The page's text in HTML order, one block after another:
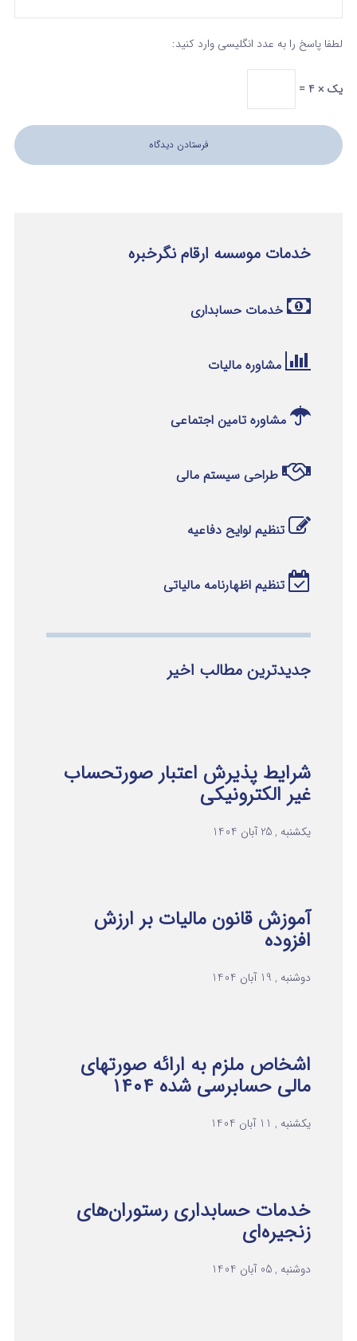
لطفا پاسخ را به عدد انگلیسی وارد کنید:
یک × 4 =
خدمات موسسه ارقام نگرخبره
خدمات حسابداری
مشاوره مالیات
مشاوره تامین اجتماعی
طراحی سیستم مالی
تنظیم لوایح دفاعیه
تنظیم اظهارنامه مالیاتی
جدیدترین مطالب اخیر
شرایط پذیرش اعتبار صورتحساب
غیر الکترونیکی
یکشنبه , 25 آبان 1404
آموزش قانون مالیات بر ارزش
افزوده
دوشنبه , 19 آبان 1404
اشخاص ملزم به ارائه صورتهای
مالی حسابرسی شده ۱۴۰۴
یکشنبه , 11 آبان 1404
خدمات حسابداری رستوران‌های
زنجیره‌ای
دوشنبه , 05 آبان 1404